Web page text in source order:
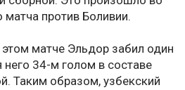
против Боливии.
матче Эльдор забил один
него 34-м голом в составе
Таким образом, узбекский